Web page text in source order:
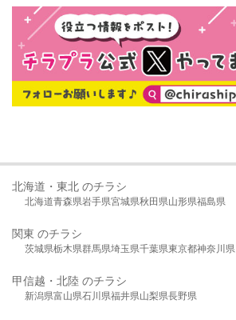
北海道・東北 のチラシ
北海道青森県岩手県宮城県秋田県山形県福島県
関東 のチラシ
茨城県栃木県群馬県埼玉県千葉県東京都神奈川県
甲信越・北陸 のチラシ
新潟県富山県石川県福井県山梨県長野県